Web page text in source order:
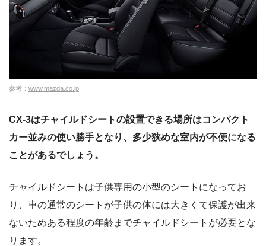
参考： www.mazda.co.jp
CX-3はチャイルドシートの設置できる場所はコンパクト
カー並みの使い勝手となり、多少狭めな室内が不便になる
ことがあるでしょう。
チャイルドシートは子供専用の小型のシートになってお
り、車の通常のシートが子供の体には大きくて保護が出来
ないためある程度の年齢までチャイルドシートが必要とな
ります。